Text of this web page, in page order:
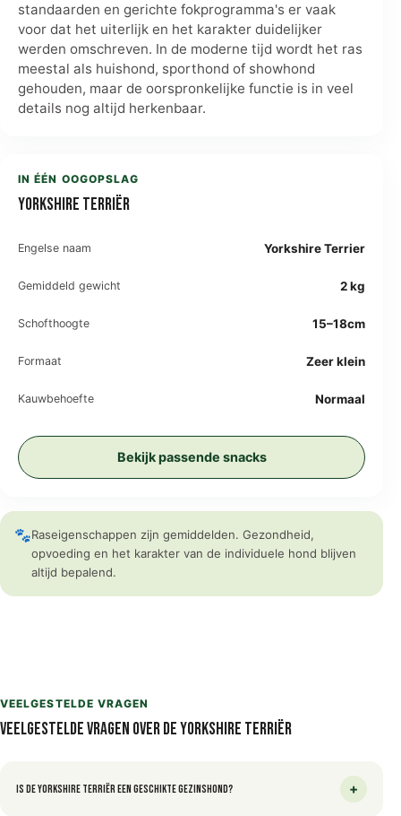
standaarden en gerichte fokprogramma's er vaak
voor dat het uiterlijk en het karakter duidelijker
werden omschreven. In de moderne tijd wordt het ras
meestal als huishond, sporthond of showhond
gehouden, maar de oorspronkelijke functie is in veel
details nog altijd herkenbaar.
IN ÉÉN OOGOPSLAG
Yorkshire Terriër
Engelse naam Yorkshire Terrier
Gemiddeld gewicht 2 kg
Schofthoogte 15–18cm
Formaat Zeer klein
Kauwbehoefte Normaal
Bekijk passende snacks
🐾Raseigenschappen zijn gemiddelden. Gezondheid,
opvoeding en het karakter van de individuele hond blijven
altijd bepalend.
VEELGESTELDE VRAGEN
Veelgestelde vragen over de Yorkshire Terriër
Is de Yorkshire Terriër een geschikte gezinshond? +